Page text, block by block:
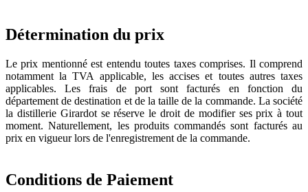
Détermination du prix
Le prix mentionné est entendu toutes taxes comprises. Il comprend
notamment la TVA applicable, les accises et toutes autres taxes
applicables. Les frais de port sont facturés en fonction du
département de destination et de la taille de la commande. La société
la distillerie Girardot se réserve le droit de modifier ses prix à tout
moment. Naturellement, les produits commandés sont facturés au
prix en vigueur lors de l'enregistrement de la commande.
Conditions de Paiement